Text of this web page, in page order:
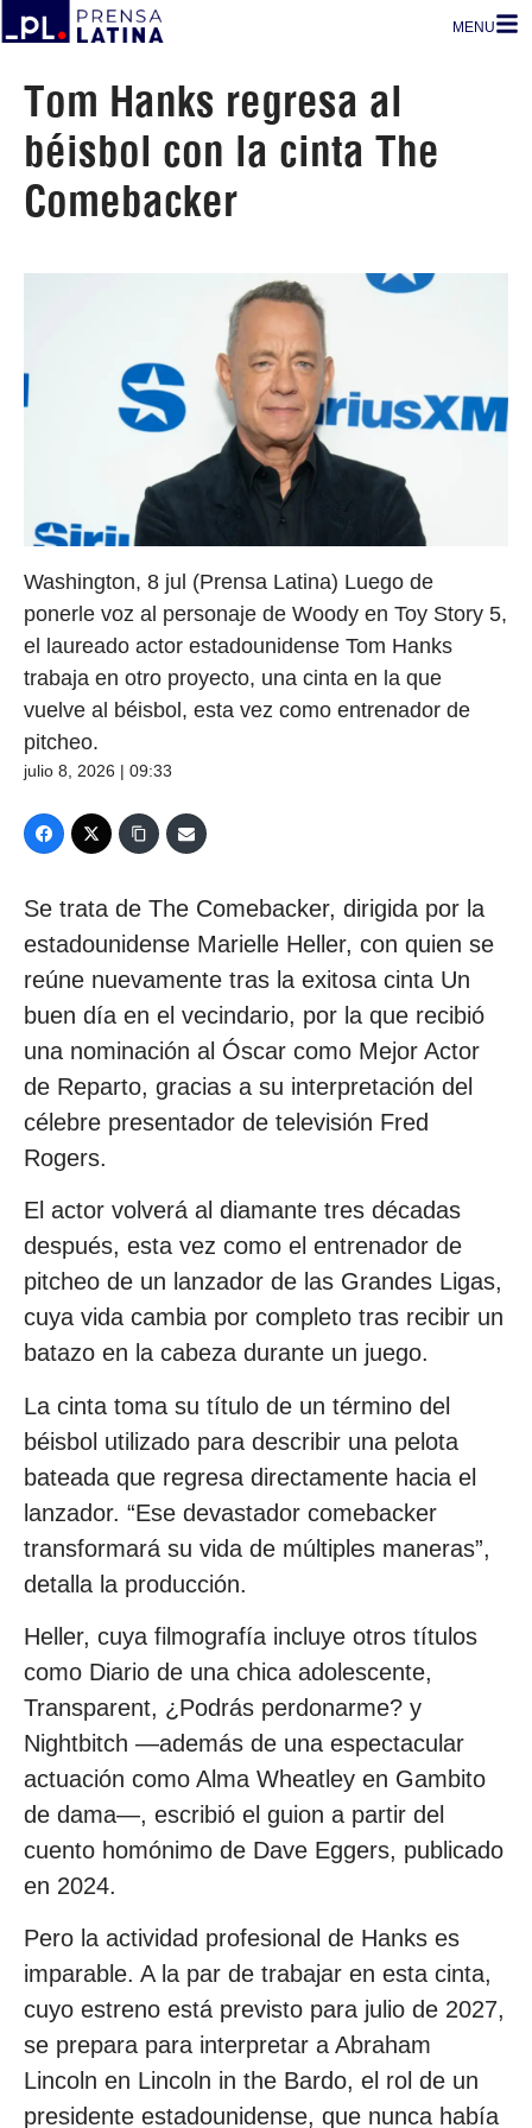
MENU
Tom Hanks regresa al
béisbol con la cinta The
Comebacker
Washington, 8 jul (Prensa Latina) Luego de
ponerle voz al personaje de Woody en Toy Story 5,
el laureado actor estadounidense Tom Hanks
trabaja en otro proyecto, una cinta en la que
vuelve al béisbol, esta vez como entrenador de
pitcheo.
julio 8, 2026 | 09:33
Se trata de The Comebacker, dirigida por la
estadounidense Marielle Heller, con quien se
reúne nuevamente tras la exitosa cinta Un
buen día en el vecindario, por la que recibió
una nominación al Óscar como Mejor Actor
de Reparto, gracias a su interpretación del
célebre presentador de televisión Fred
Rogers.
El actor volverá al diamante tres décadas
después, esta vez como el entrenador de
pitcheo de un lanzador de las Grandes Ligas,
cuya vida cambia por completo tras recibir un
batazo en la cabeza durante un juego.
La cinta toma su título de un término del
béisbol utilizado para describir una pelota
bateada que regresa directamente hacia el
lanzador. “Ese devastador comebacker
transformará su vida de múltiples maneras”,
detalla la producción.
Heller, cuya filmografía incluye otros títulos
como Diario de una chica adolescente,
Transparent, ¿Podrás perdonarme? y
Nightbitch —además de una espectacular
actuación como Alma Wheatley en Gambito
de dama—, escribió el guion a partir del
cuento homónimo de Dave Eggers, publicado
en 2024.
Pero la actividad profesional de Hanks es
imparable. A la par de trabajar en esta cinta,
cuyo estreno está previsto para julio de 2027,
se prepara para interpretar a Abraham
Lincoln en Lincoln in the Bardo, el rol de un
presidente estadounidense, que nunca había